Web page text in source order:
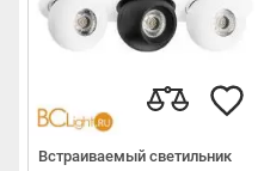
Встраиваемый светильник